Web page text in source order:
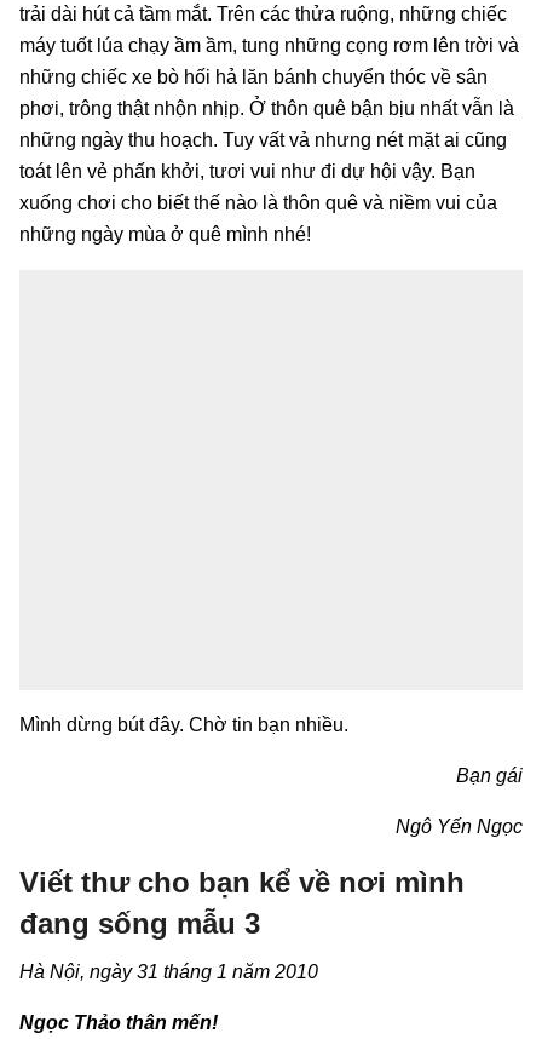
trải dài hút cả tầm mắt. Trên các thửa ruộng, những chiếc
máy tuốt lúa chạy ầm ầm, tung những cọng rơm lên trời và
những chiếc xe bò hối hả lăn bánh chuyển thóc về sân
phơi, trông thật nhộn nhịp. Ở thôn quê bận bịu nhất vẫn là
những ngày thu hoạch. Tuy vất vả nhưng nét mặt ai cũng
toát lên vẻ phấn khởi, tươi vui như đi dự hội vậy. Bạn
xuống chơi cho biết thế nào là thôn quê và niềm vui của
những ngày mùa ở quê mình nhé!
Mình dừng bút đây. Chờ tin bạn nhiều.
Bạn gái
Ngô Yến Ngọc
Viết thư cho bạn kể về nơi mình
đang sống mẫu 3
Hà Nội, ngày 31 tháng 1 năm 2010
Ngọc Thảo thân mến!